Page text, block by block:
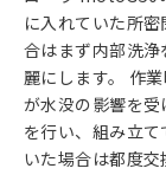
に入れていた所
合はまず内部洗
麗にします。 作
が水没の影響を
を行い、組み立
いた場合は都度